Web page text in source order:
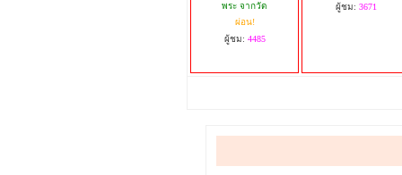
พระ จากวัด
ผ่อน!
ผู้ชม: 4485
ผู้ชม: 3671